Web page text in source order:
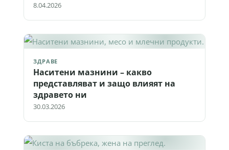
8.04.2026
ЗДРАВЕ
Наситени мазнини – какво
представляват и защо влияят на
здравето ни
30.03.2026